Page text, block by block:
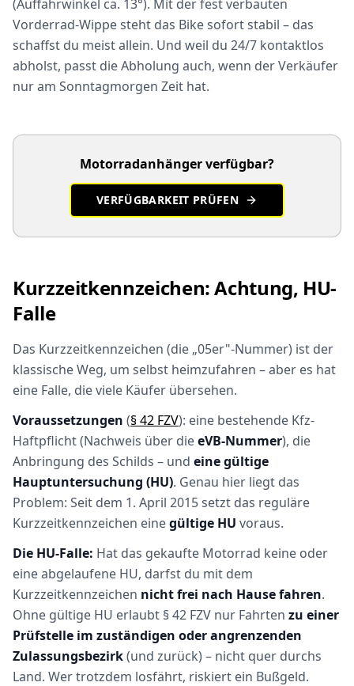
(Auffahrwinkel ca. 13°). Mit der fest verbauten
Vorderrad-Wippe steht das Bike sofort stabil – das
schaffst du meist allein. Und weil du 24/7 kontaktlos
abholst, passt die Abholung auch, wenn der Verkäufer
nur am Sonntagmorgen Zeit hat.
Motorradanhänger verfügbar?
VERFÜGBARKEIT PRÜFEN
Kurzzeitkennzeichen: Achtung, HU-
Falle
Das Kurzzeitkennzeichen (die „05er"-Nummer) ist der
klassische Weg, um selbst heimzufahren – aber es hat
eine Falle, die viele Käufer übersehen.
Voraussetzungen (§ 42 FZV): eine bestehende Kfz-
Haftpflicht (Nachweis über dieeVB-Nummer), die
Anbringung des Schilds – und eine gültige
Hauptuntersuchung (HU). Genau hier liegt das
Problem: Seit dem 1. April 2015 setzt das reguläre
Kurzzeitkennzeichen einegültige HU voraus.
Die HU-Falle: Hat das gekaufte Motorrad keine oder
eine abgelaufene HU, darfst du mit dem
Kurzzeitkennzeichen nicht frei nach Hause fahren.
Ohne gültige HU erlaubt § 42 FZV nur Fahrten zu einer
Prüfstelle im zuständigen oder angrenzenden
Zulassungsbezirk(und zurück) – nicht quer durchs
Land. Wer trotzdem losfährt, riskiert ein Bußgeld.